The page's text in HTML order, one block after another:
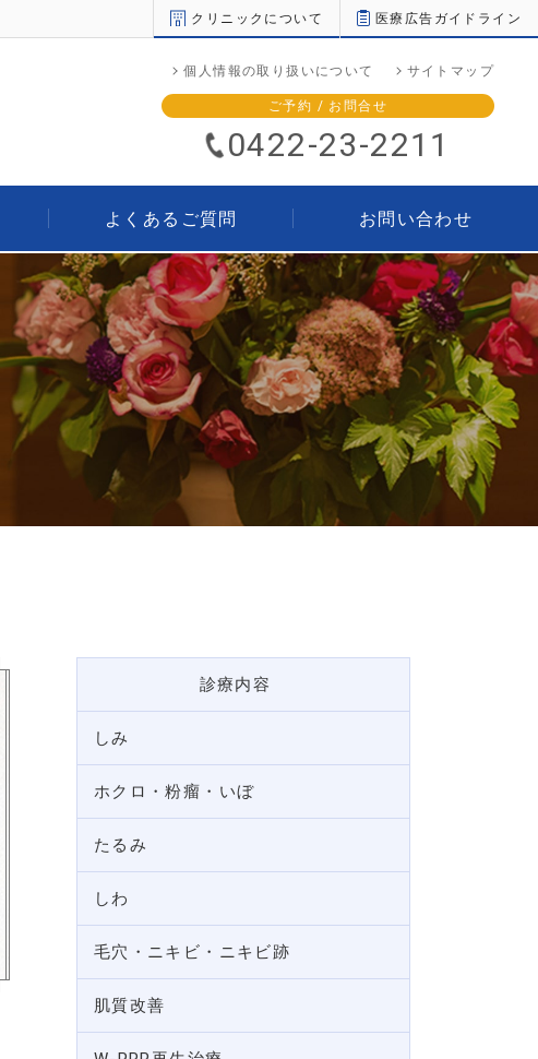
クリニックについて 医療広告ガイドライン
個人情報の取り扱いについて サイトマップ
ご予約 / お問合せ
0422-23-2211
よくあるご質問 お問い合わせ
診療内容
しみ
ホクロ・粉瘤・いぼ
たるみ
しわ
毛穴・ニキビ・ニキビ跡
肌質改善